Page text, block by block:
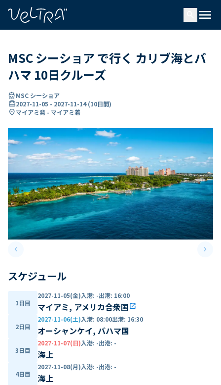
menu
MSC シーショア で行く カリブ海とバ
ハマ 10日クルーズ
directions_boatMSC シーショア
card_travel2027-11-05 - 2027-11-14(10日間)
location_onマイアミ発 - マイアミ着
keyboard_arrow_leftPrevious slide keyboard_arrow_right
スケジュール
1日目
2027-11-05(金)入港: -出港: 16:00
マイアミ, アメリカ合衆国open_in_new
2日目
2027-11-06(土)入港: 08:00出港: 16:30
オーシャンケイ, バハマ国
3日目
2027-11-07(日)入港: -出港: -
海上
4日目
2027-11-08(月)入港: -出港: -
海上